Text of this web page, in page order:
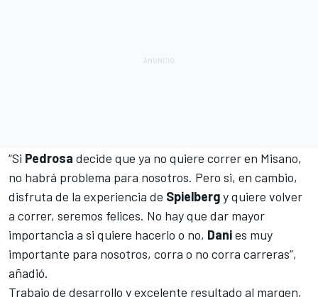
“Si Pedrosa decide que ya no quiere correr en Misano,
no habrá problema para nosotros. Pero si, en cambio,
disfruta de la experiencia de Spielbergy quiere volver
a correr, seremos felices. No hay que dar mayor
importancia a si quiere hacerlo o no, Danies muy
importante para nosotros, corra o no corra carreras”,
añadió.
Trabajo de desarrollo y excelente resultado al margen,